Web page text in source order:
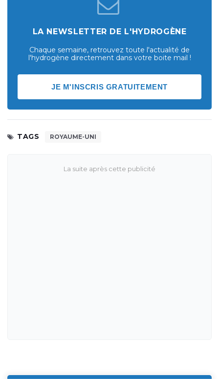
LA NEWSLETTER DE L'HYDROGÈNE
Chaque semaine, retrouvez toute l'actualité de
l'hydrogène directement dans votre boite mail !
JE M'INSCRIS GRATUITEMENT
TAGS ROYAUME-UNI